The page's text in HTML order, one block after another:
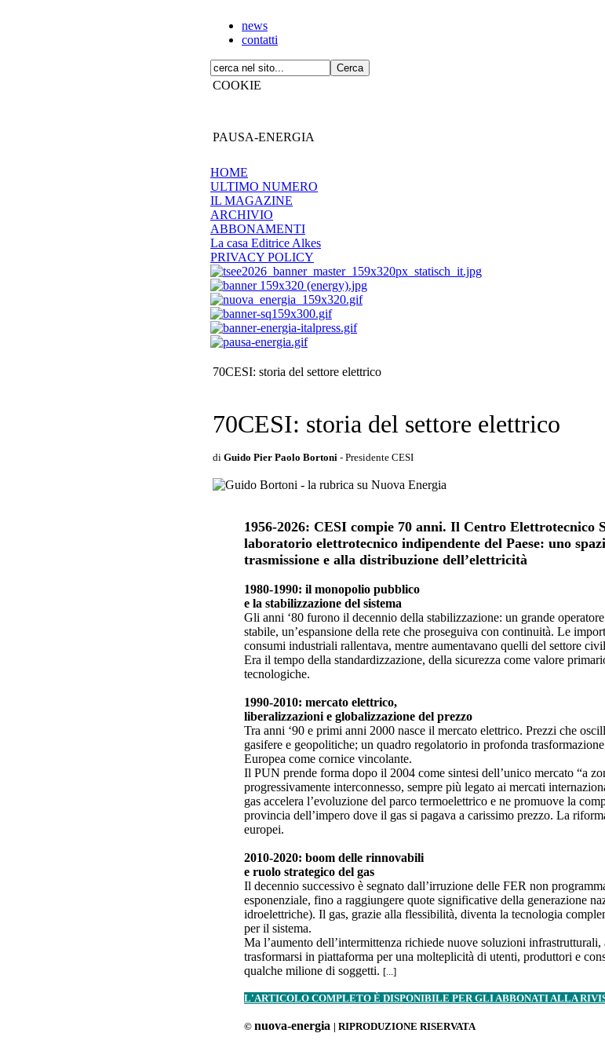
news
contatti
COOKIE
PAUSA-ENERGIA
HOME
ULTIMO NUMERO
IL MAGAZINE
ARCHIVIO
ABBONAMENTI
La casa Editrice Alkes
PRIVACY POLICY
70CESI: storia del settore elettrico
70CESI: storia del settore elettrico
di Guido Pier Paolo Bortoni - Presidente CESI
1956-2026: CESI compie 70 anni. Il Centro
laboratorio elettrotecnico indipendente del Paese: uno
trasmissione e alla distribuzione dell’elettricità
1980-1990: il monopolio pubblico
e la stabilizzazione del sistema
Gli anni ‘80 furono il decennio della stabilizzazione: un grande
stabile, un’espansione della rete che proseguiva con continuità. Le
consumi industriali rallentava, mentre aumentavano quelli del settore
Era il tempo della standardizzazione, della sicurezza come valore
tecnologiche.
1990-2010: mercato elettrico,
liberalizzazioni e globalizzazione del prezzo
Tra anni ‘90 e primi anni 2000 nasce il mercato elettrico. Prezzi che
gasifere e geopolitiche; un quadro regolatorio in profonda
Europea come cornice vincolante.
Il PUN prende forma dopo il 2004 come sintesi dell’unico mercato “a
progressivamente interconnesso, sempre più legato ai mercati
gas accelera l’evoluzione del parco termoelettrico e ne promuove la
provincia dell’impero dove il gas si pagava a carissimo prezzo. La
europei.
2010-2020: boom delle rinnovabili
e ruolo strategico del gas
Il decennio successivo è segnato dall’irruzione delle FER non
esponenziale, fino a raggiungere quote significative della generazione
idroelettriche). Il gas, grazie alla flessibilità, diventa la tecnologia
per il sistema.
Ma l’aumento dell’intermittenza richiede nuove soluzioni
trasformarsi in piattaforma per una molteplicità di utenti, produttori e
qualche milione di soggetti. [...]
L'ARTICOLO COMPLETO È DISPONIBILE PER GLI ABBONATI ALLA
© nuova-energia | RIPRODUZIONE RISERVATA